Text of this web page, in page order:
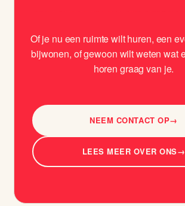
Of je nu een ruimte wilt huren, een
bijwonen, of gewoon wilt weten wat
horen graag van je.
NEEM CONTACT OP→
LEES MEER OVER ONS→